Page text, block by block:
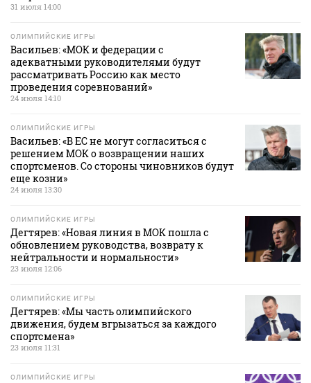
31 июля 14:00
ОЛИМПИЙСКИЕ ИГРЫ
Васильев: «МОК и федерации с
адекватными руководителями будут
рассматривать Россию как место
проведения соревнований»
24 июля 14:10
ОЛИМПИЙСКИЕ ИГРЫ
Васильев: «В ЕС не могут согласиться с
решением МОК о возвращении наших
спортсменов. Со стороны чиновников будут
еще козни»
24 июля 13:30
ОЛИМПИЙСКИЕ ИГРЫ
Дегтярев: «Новая линия в МОК пошла с
обновлением руководства, возврату к
нейтральности и нормальности»
23 июля 12:06
ОЛИМПИЙСКИЕ ИГРЫ
Дегтярев: «Мы часть олимпийского
движения, будем вгрызаться за каждого
спортсмена»
23 июля 11:31
ОЛИМПИЙСКИЕ ИГРЫ